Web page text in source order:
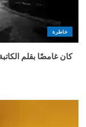
خاطرة
كان غامضًا بقلم